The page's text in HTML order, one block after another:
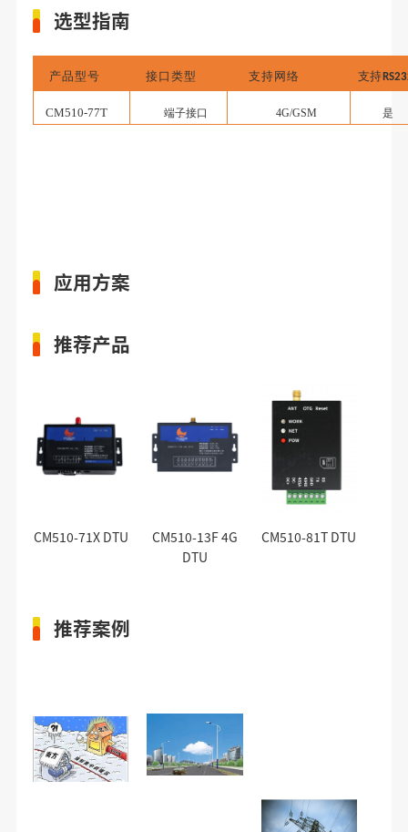
选型指南
产品型号 接口类型 支持网络 支持
CM510-77T 端子接口 4G/GSM 是
应用方案
推荐产品
CM510-71X DTU
CM510-13F 4G
DTU
CM510-81T DTU
推荐案例